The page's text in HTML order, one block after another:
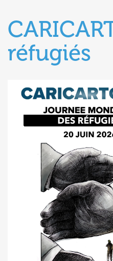
réfugiés